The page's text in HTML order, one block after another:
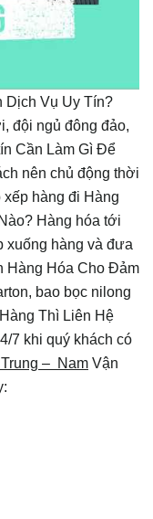
Dịch Vụ Uy Tín?
đội ngủ đông đảo,
Cần Làm Gì Để
nên chủ động thời
hàng đi Hàng
Hàng hóa tới
xuống hàng và đưa
Hàng Hóa Cho Đảm
bao bọc nilong
Thì Liên Hệ
7 khi quý khách có
– Nam Vận